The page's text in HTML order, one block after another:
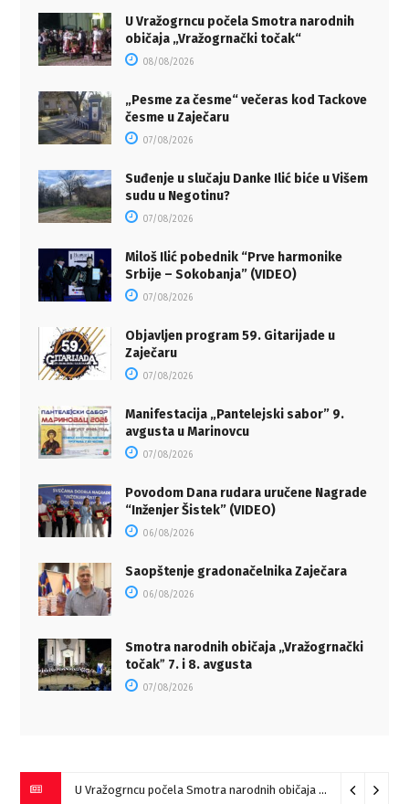
U Vražogrncu počela Smotra narodnih
običaja „Vražogrnački točak“
08/08/2026
„Pesme za česme“ večeras kod Tackove
česme u Zaječaru
07/08/2026
Suđenje u slučaju Danke Ilić biće u Višem
sudu u Negotinu?
07/08/2026
Miloš Ilić pobednik “Prve harmonike
Srbije – Sokobanja” (VIDEO)
07/08/2026
Objavljen program 59. Gitarijade u
Zaječaru
07/08/2026
Manifestacija „Pantelejski sabor” 9.
avgusta u Marinovcu
07/08/2026
Povodom Dana rudara uručene Nagrade
“Inženjer Šistek” (VIDEO)
06/08/2026
Saopštenje gradonačelnika Zaječara
06/08/2026
Smotra narodnih običaja „Vražogrnački
točakˮ 7. i 8. avgusta
07/08/2026
U Vražogrncu počela Smotra narodnih običaja „Vražogrnački točak“